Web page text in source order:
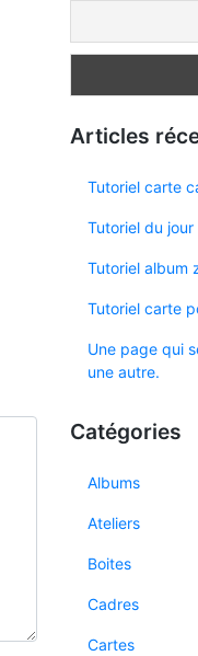
Articles
Tutoriel carte
Tutoriel du
Tutoriel album
Tutoriel carte
Une page qui
une autre.
Catégories
Albums
Ateliers
Boites
Cadres
Cartes